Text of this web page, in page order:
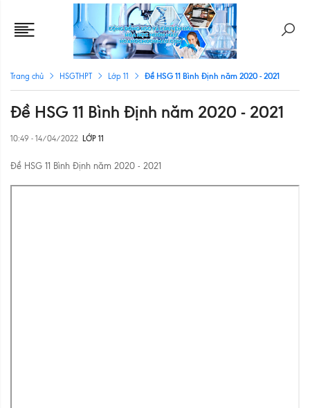
Trang chủ HSGTHPT Lớp 11 Đề HSG 11 Bình Định năm 2020 - 2021
Đề HSG 11 Bình Định năm 2020 - 2021
10:49 - 14/04/2022 LỚP 11
Đề HSG 11 Bình Định năm 2020 - 2021